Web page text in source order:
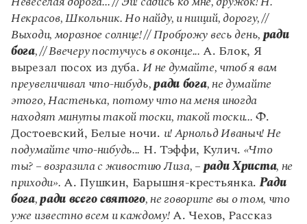
Словари русского языка как государственного
Справочники
Правила русской орфографии и пунктуации
Русский язык. Краткий теоретический курс
для школьников
Письмовник
Справочник по пунктуации
Словарь-справочник трудностей
Справочник по фразеологии
Азбучные истины
Словарь-справочник непростые слова
Все справочники портала
Управление в русском языке
Словарь русских имён
Словарь методических терминов
Правила русской орфографии и пунктуации
(1956)
Некрасов, Школьник. Но найду, и нищий, дорогу, //
Выходи, морозное солнце! // Проброжу весь день, ради
бога, // Ввечеру постучусь в оконце... А. Блок, Я
вырезал посох из дуба.И не думайте, чтоб я вам
преувеличивал что-нибудь,ради бога, не думайте
этого, Настенька, потому что на меня иногда
находят минуты такой тоски, такой тоски... Ф.
Достоевский, Белые ночи. и! Арнольд Иваныч! Не
подумайте что-нибудь... Н. Тэффи, Кулич. «Что
ты? – возразила с живостию Лиза, – ради Христа, не
приходи». А. Пушкин, Барышня-крестьянка.Ради
бога,ради всего святого, не говорите вы о том, что
уже известно всем и каждому!А. Чехов, Рассказ